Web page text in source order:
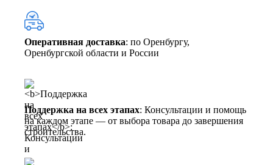
Оперативная доставка: по Оренбургу,
Оренбургской области и России
Поддержка на всех этапах: Консультации и помощь
на каждом этапе — от выбора товара до завершения
строительства.